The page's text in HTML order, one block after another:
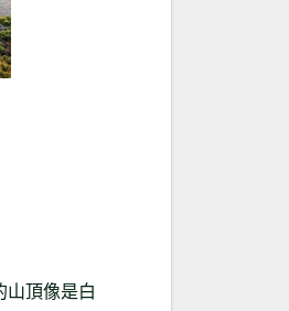
頂像是白